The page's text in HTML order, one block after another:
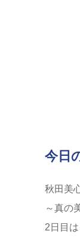
今日
秋田美
～真の
2日目